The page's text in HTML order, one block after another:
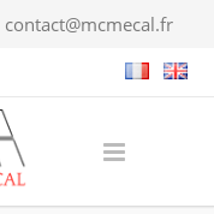
contact@mcmecal.fr